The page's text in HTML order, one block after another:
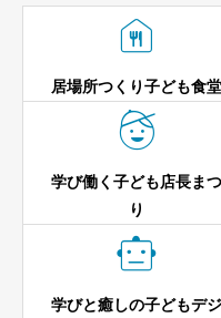

居場所つくり子ども食堂

学び働く子ども店長まつ
り

学びと癒しの子どもデジ